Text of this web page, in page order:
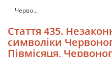
Черво...
Стаття 435.
символіки
Півмісяця,